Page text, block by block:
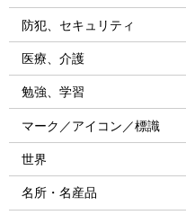
防犯、セキュリティ
医療、介護
勉強、学習
マーク／アイコン／標識
世界
名所・名産品